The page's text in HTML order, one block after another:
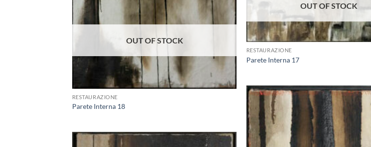
OUT OF STOCK
RESTAURAZIONE
Parete Interna 17
alla lista
OUT OF STOCK
RESTAURAZIONE
Parete Interna 18